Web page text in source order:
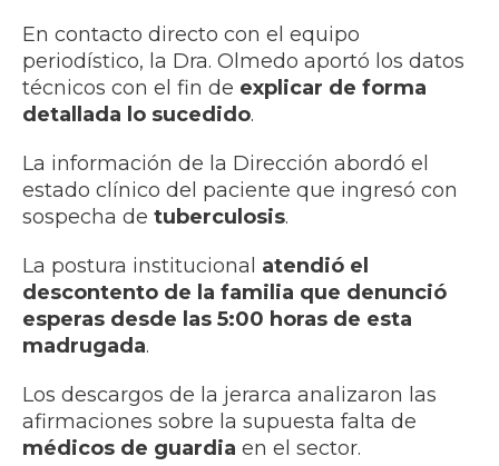
En contacto directo con el equipo
periodístico, la Dra. Olmedo aportó los datos
técnicos con el fin de explicar de forma
detallada lo sucedido.
La información de la Dirección abordó el
estado clínico del paciente que ingresó con
sospecha de tuberculosis.
La postura institucional atendió el
descontento de la familia que denunció
esperas desde las 5:00 horas de esta
madrugada.
Los descargos de la jerarca analizaron las
afirmaciones sobre la supuesta falta de
médicos de guardia en el sector.